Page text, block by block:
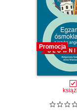
Promocja